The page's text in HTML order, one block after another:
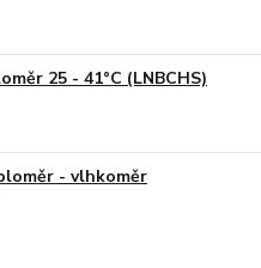
25 - 41°C (LNBCHS)
- vlhkoměr